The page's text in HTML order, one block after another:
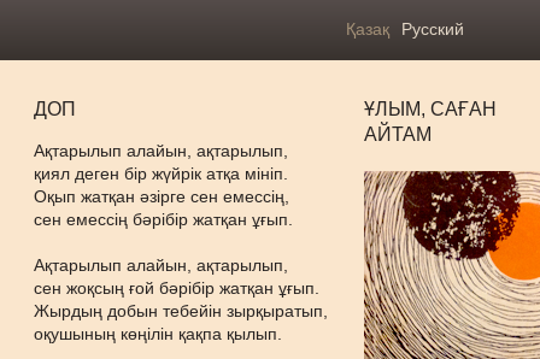
Қазақ Русский
ДОП
Ақтарылып алайын, ақтарылып,
қиял деген бір жүйрік атқа мініп.
Оқып жатқан әзірге сен емессің,
сен емессің бәрібір жатқан ұғып.
Ақтарылып алайын, ақтарылып,
сен жоқсың ғой бәрібір жатқан ұғып.
Жырдың добын тебейін зырқыратып,
оқушының көңілін қақпа қылып.
ҰЛЫМ, САҒАН
АЙТАМ